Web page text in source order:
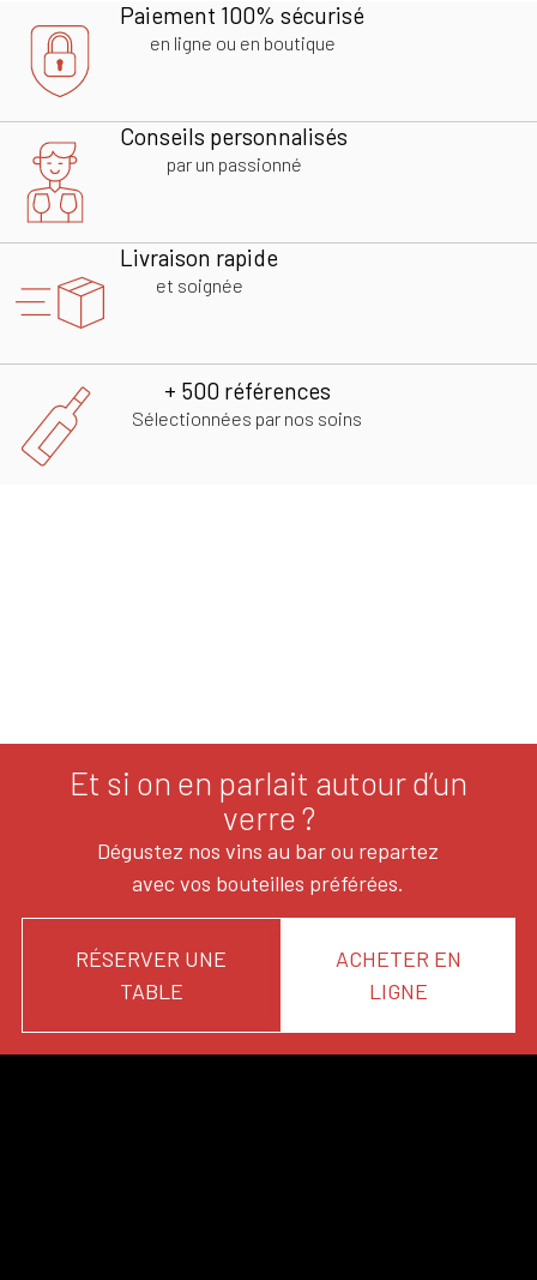
Paiement 100% sécurisé
en ligne ou en boutique
Conseils personnalisés
par un passionné
Livraison rapide
et soignée
+ 500 références
Sélectionnées par nos soins
Et si on en parlait autour d’un
verre ?
Dégustez nos vins au bar ou repartez
avec vos bouteilles préférées.
RÉSERVER UNE
TABLE
ACHETER EN
LIGNE